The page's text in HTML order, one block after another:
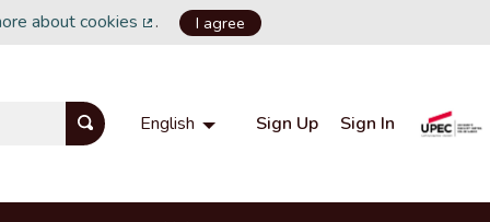
about cookies
(External link)
. I agree
English Choisir la langue Choose language
Sign Up Sign In